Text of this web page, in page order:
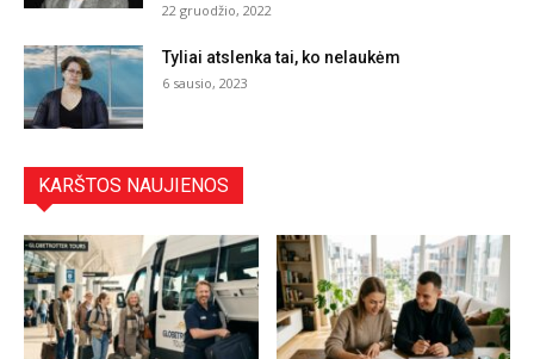
22 gruodžio, 2022
Tyliai atslenka tai, ko nelaukėm
6 sausio, 2023
KARŠTOS NAUJIENOS